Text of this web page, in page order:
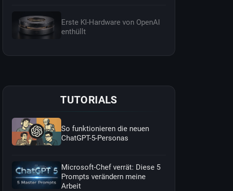
Erste KI-Hardware von OpenAI
enthüllt
TUTORIALS
So funktionieren die neuen
ChatGPT-5-Personas
Microsoft-Chef verrät: Diese 5
Prompts verändern meine
Arbeit